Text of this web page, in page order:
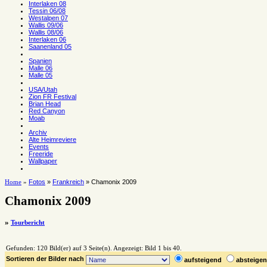
Interlaken 08
Tessin 06/08
Westalpen 07
Wallis 09/06
Wallis 08/06
Interlaken 06
Saanenland 05
Spanien
Malle 06
Malle 05
USA/Utah
Zion FR Festival
Brian Head
Red Canyon
Moab
Archiv
Alte Heimreviere
Events
Freeride
Wallpaper
Home » Fotos » Frankreich » Chamonix 2009
Chamonix 2009
» Tourbericht
Gefunden: 120 Bild(er) auf 3 Seite(n). Angezeigt: Bild 1 bis 40.
Sortieren der Bilder nach aufsteigend